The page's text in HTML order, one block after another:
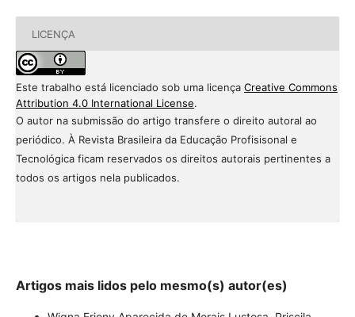
LICENÇA
Este trabalho está licenciado sob uma licença Creative Commons
Attribution 4.0 International License.
O autor na submissão do artigo transfere o direito autoral ao
periódico. À Revista Brasileira da Educação Profisisonal e
Tecnológica ficam reservados os direitos autorais pertinentes a
todos os artigos nela publicados.
Artigos mais lidos pelo mesmo(s) autor(es)